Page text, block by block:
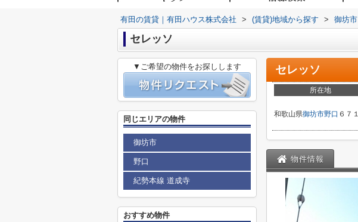
有田の賃貸｜有田ハウス株式会社 > (賃貸)地域から探す > 御坊市
セレッソ
セレッソ
所在地
和歌山県御坊市野口 ６７１
物件情報
▼ご希望の物件をお探しします
同じエリアの物件
御坊市
野口
紀勢本線 道成寺
おすすめ物件